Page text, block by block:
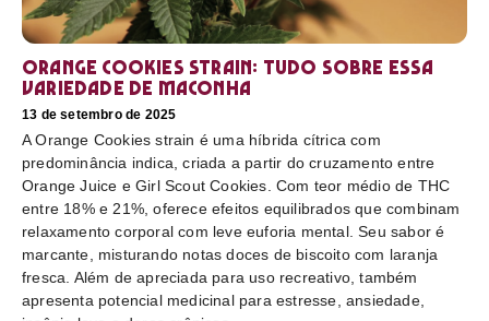
Orange Cookies strain: tudo sobre essa
variedade de maconha
13 de setembro de 2025
A Orange Cookies strain é uma híbrida cítrica com
predominância indica, criada a partir do cruzamento entre
Orange Juice e Girl Scout Cookies. Com teor médio de THC
entre 18% e 21%, oferece efeitos equilibrados que combinam
relaxamento corporal com leve euforia mental. Seu sabor é
marcante, misturando notas doces de biscoito com laranja
fresca. Além de apreciada para uso recreativo, também
apresenta potencial medicinal para estresse, ansiedade,